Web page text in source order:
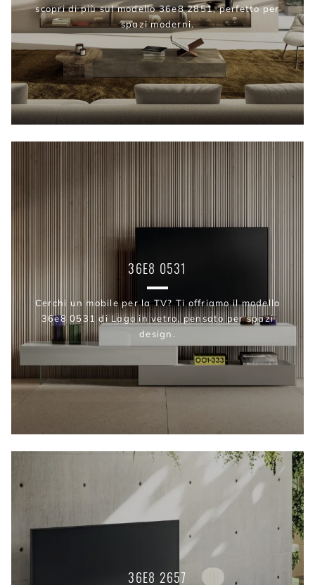
scopri di più sul modello 36e8 2851, perfetto per
spazi moderni.
36E8 0531
Cerchi un mobile per la TV? Ti offriamo il modello
36e8 0531 di Lago in vetro, pensato per spazi
design.
36E8 2657